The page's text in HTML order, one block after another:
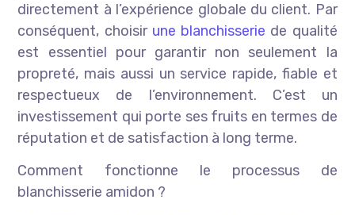
directement à l’expérience globale du client. Par
conséquent, choisir une blanchisserie de qualité
est essentiel pour garantir non seulement la
propreté, mais aussi un service rapide, fiable et
respectueux de l’environnement. C’est un
investissement qui porte ses fruits en termes de
réputation et de satisfaction à long terme.
Comment fonctionne le processus de
blanchisserie amidon ?